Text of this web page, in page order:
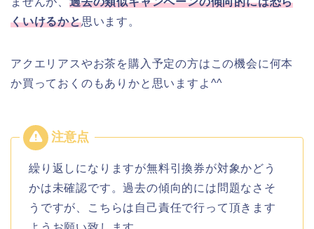
くいけるかと思います。
アクエリアスやお茶を購入予定の方はこの機会に何本
か買っておくのもありかと思いますよ^^
繰り返しになりますが無料引換券が対象かどう
かは未確認です。過去の傾向的には問題なさそ
うですが、こちらは自己責任で行って頂きます